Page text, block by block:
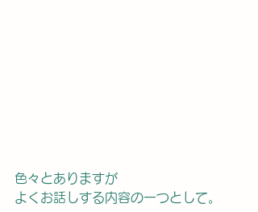
色々とありますが
よくお話しする内容の一つとして。